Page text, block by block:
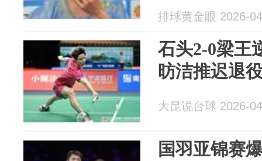
排球黄金眼 2026-
石头2-0梁王
昉洁推迟退
大昆说台球 2026-
国羽亚锦赛